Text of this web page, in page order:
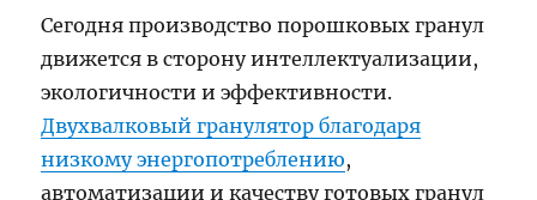
Сегодня производство порошковых гранул
движется в сторону интеллектуализации,
экологичности и эффективности.
Двухвалковый гранулятор благодаря
низкому энергопотреблению,
автоматизации и качеству готовых гранул